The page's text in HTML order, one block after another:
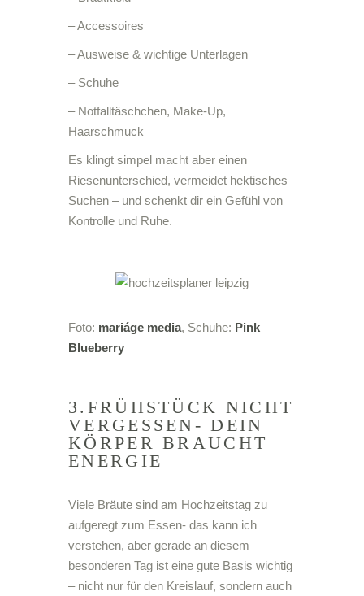
– Accessoires
– Ausweise & wichtige Unterlagen
– Schuhe
– Notfalltäschchen, Make-Up,
Haarschmuck
Es klingt simpel macht aber einen
Riesenunterschied, vermeidet hektisches
Suchen – und schenkt dir ein Gefühl von
Kontrolle und Ruhe.
Foto: mariáge media, Schuhe: Pink
Blueberry
3.FRÜHSTÜCK NICHT
VERGESSEN- DEIN
KÖRPER BRAUCHT
ENERGIE
Viele Bräute sind am Hochzeitstag zu
aufgeregt zum Essen- das kann ich
verstehen, aber gerade an diesem
besonderen Tag ist eine gute Basis wichtig
– nicht nur für den Kreislauf, sondern auch